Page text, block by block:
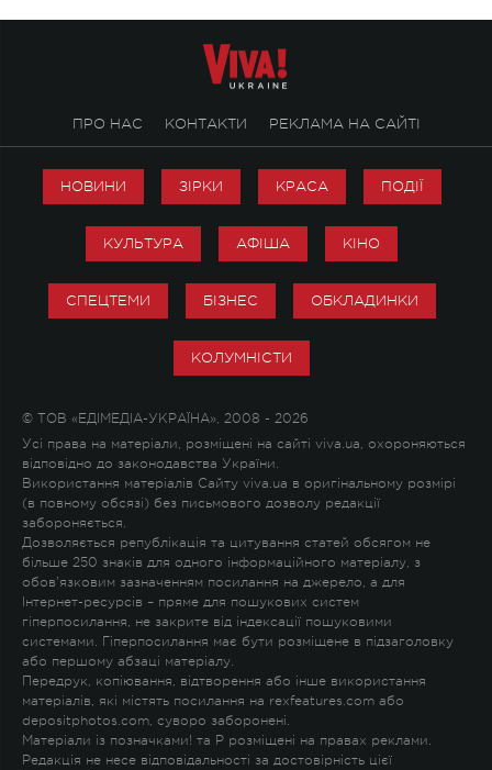
ПРО НАС КОНТАКТИ РЕКЛАМА НА САЙТІ
НОВИНИ ЗІРКИ КРАСА ПОДІЇ
КУЛЬТУРА АФІША КІНО
СПЕЦТЕМИ БІЗНЕС ОБКЛАДИНКИ
КОЛУМНІСТИ
© ТОВ «ЕДІМЕДІА-УКРАЇНА», 2008 - 2026
Усі права на матеріали, розміщені на сайті viva.ua, охороняються
відповідно до законодавства України.
Використання матеріалів Сайту viva.ua в оригінальному розмірі
(в повному обсязі) без письмового дозволу редакції
забороняється.
Дозволяється републікація та цитування статей обсягом не
більше 250 знаків для одного інформаційного матеріалу, з
обов'язковим зазначенням посилання на джерело, а для
Інтернет-ресурсів – пряме для пошукових систем
гіперпосилання, не закрите від індексації пошуковими
системами. Гіперпосилання має бути розміщене в підзаголовку
або першому абзаці матеріалу.
Передрук, копіювання, відтворення або інше використання
матеріалів, які містять посилання на rexfeatures.com або
depositphotos.com, суворо заборонені.
Матеріали із позначками! та P розміщені на правах реклами.
Редакція не несе відповідальності за достовірність цієї